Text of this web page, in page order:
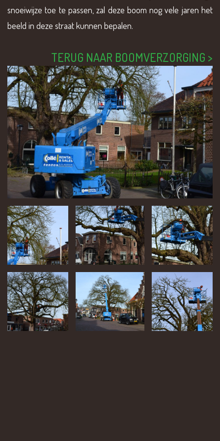
snoeiwijze toe te passen, zal deze boom nog vele jaren het
beeld in deze straat kunnen bepalen.
TERUG NAAR BOOMVERZORGING >